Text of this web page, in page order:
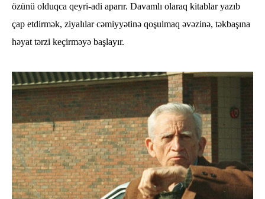
özünü olduqca qeyri-adi aparır. Davamlı olaraq kitablar yazıb
çap etdirmək, ziyalılar cəmiyyətinə qoşulmaq əvəzinə, təkbaşına
həyat tərzi keçirməyə başlayır.